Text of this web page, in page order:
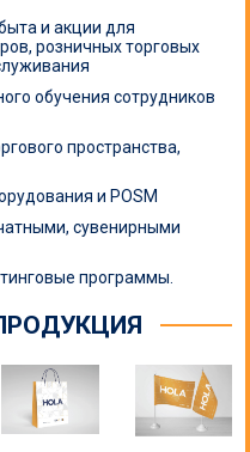
и акции для
розничных торговых
обучения сотрудников
пространства,
и POSM
сувенирными
программы.